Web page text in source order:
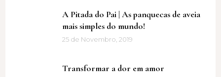
A Pitada do Pai | As panquecas de aveia
mais simples do mundo!
25 de Novembro, 2019
Transformar a dor em amor